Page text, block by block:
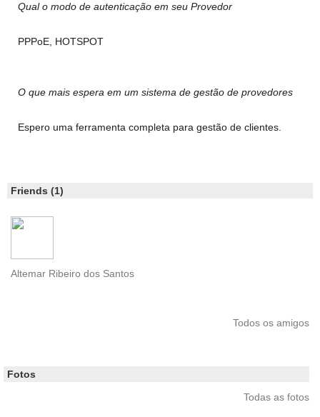
Qual o modo de autenticação em seu Provedor
PPPoE, HOTSPOT
O que mais espera em um sistema de gestão de provedores
Espero uma ferramenta completa para gestão de clientes.
Friends (1)
Altemar Ribeiro dos Santos
Todos os amigos
Fotos
Todas as fotos